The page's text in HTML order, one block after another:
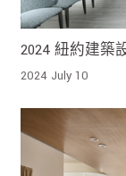
2024 紐約建築
+新成建築師事
2024 July 10